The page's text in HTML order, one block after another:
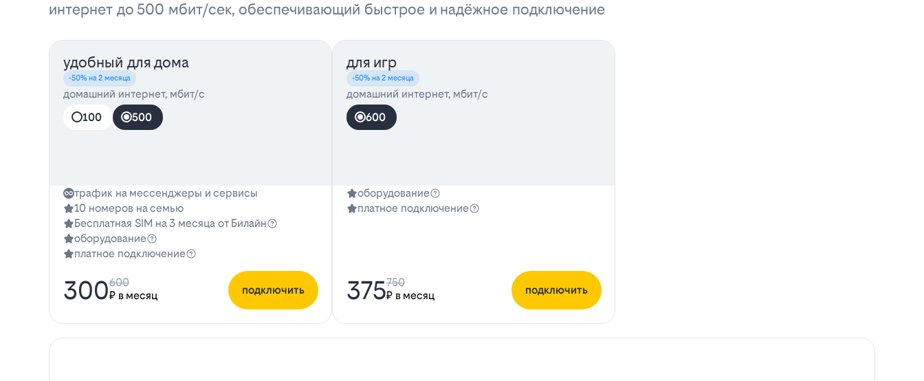
интернет до 500 мбит/сек, обеспечивающий быстрое и надёжное подключение
удобный для дома
-50% на 2 месяца
домашний интернет, мбит/с
100
500
трафик на мессенджеры и сервисы
10 номеров на семью
Бесплатная SIM на 3 месяца от Билайн
оборудование
платное подключение
300₽ в месяц
600
подключить
для игр
-50% на 2 месяца
домашний интернет, мбит/с
600
оборудование
платное подключение
375₽ в месяц
750
подключить